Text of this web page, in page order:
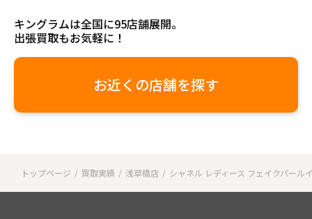
キングラムは全国に95店舗展開。
出張買取もお気軽に！
お近くの店舗を探す
トップページ 買取実績 浅草橋店 シャネル レディース フェイクパール